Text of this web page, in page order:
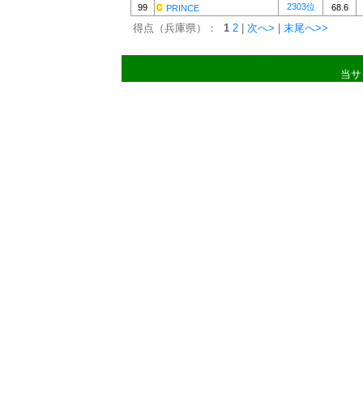
99 PRINCE 2303位 68.6
得点（兵庫県）： 1 2 次へ> 末尾へ>>
当